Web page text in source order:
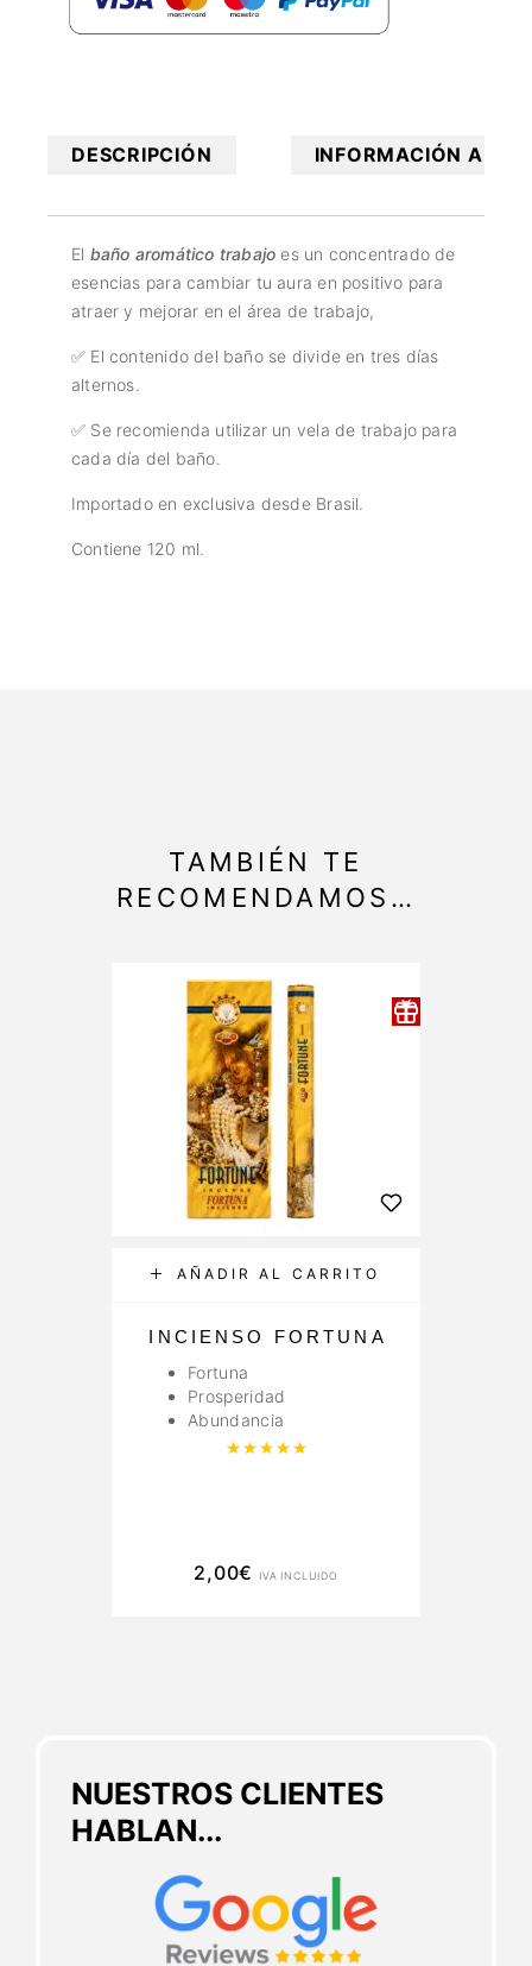
DESCRIPCIÓN INFORMACIÓN
El baño aromático trabajo es un concentrado de
esencias para cambiar tu aura en positivo para
atraer y mejorar en el área de trabajo,
✅ El contenido del baño se divide en tres días
alternos.
✅ Se recomienda utilizar un vela de trabajo para
cada día del baño.
Importado en exclusiva desde Brasil.
Contiene 120 ml.
NUESTROS CLIENTES
HABLAN...
TAMBIÉN TE
RECOMENDAMOS…
AÑADIR AL CARRITO
INCIENSO FORTUNA
Fortuna
Prosperidad
Abundancia
Valorado con
2,00€ IVA INCLUIDO